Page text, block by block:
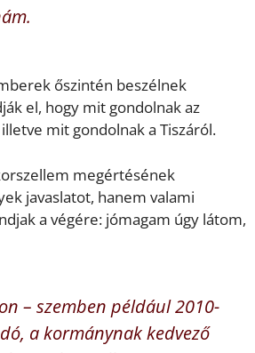
őszintén beszélnek
el, hogy mit gondolnak az
mit gondolnak a Tiszáról.
megértésének
javaslatot, hanem valami
a végére: jómagam úgy látom,
– szemben például 2010-
a kormánynak kedvező